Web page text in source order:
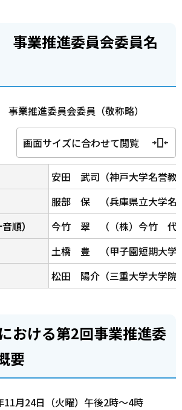
業推進委員会委員名
業推進委員会委員（敬称略）
画面サイズに合わせて閲覧
安田 武司（神戸大学名誉教
服部 保 （兵庫県立大学名
順）
今竹 翠 （（株）今竹 代
土橋 豊 （甲子園短期大学
松田 陽介（三重大学大学院
おける第2回事業推進委
要
11月24日（火曜）午後2時～4時